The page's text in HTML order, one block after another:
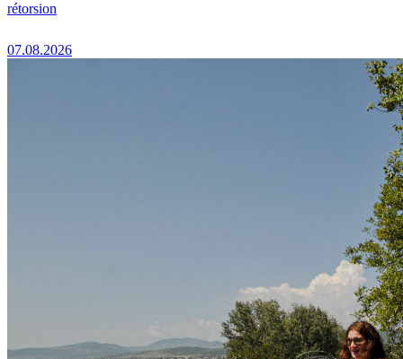
rétorsion
07.08.2026